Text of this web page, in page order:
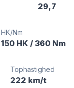
29,7
HK/Nm
150 HK / 360 Nm
Tophastighed
222 km/t